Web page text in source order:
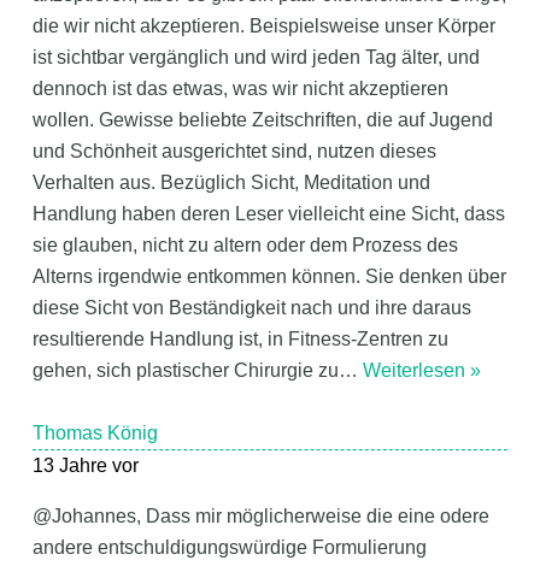
die wir nicht akzeptieren. Beispielsweise unser Körper
ist sichtbar vergänglich und wird jeden Tag älter, und
dennoch ist das etwas, was wir nicht akzeptieren
wollen. Gewisse beliebte Zeitschriften, die auf Jugend
und Schönheit ausgerichtet sind, nutzen dieses
Verhalten aus. Bezüglich Sicht, Meditation und
Handlung haben deren Leser vielleicht eine Sicht, dass
sie glauben, nicht zu altern oder dem Prozess des
Alterns irgendwie entkommen können. Sie denken über
diese Sicht von Beständigkeit nach und ihre daraus
resultierende Handlung ist, in Fitness-Zentren zu
gehen, sich plastischer Chirurgie zu… Weiterlesen »
Thomas König
13 Jahre vor
@Johannes, Dass mir möglicherweise die eine odere
andere entschuldigungswürdige Formulierung